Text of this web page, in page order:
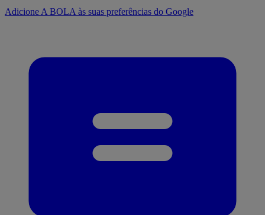
Adicione A BOLA às suas preferências do Google